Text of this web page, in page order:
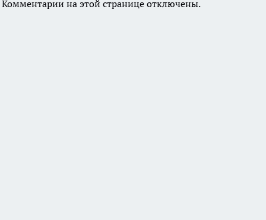
Комментарии на этой странице отключены.